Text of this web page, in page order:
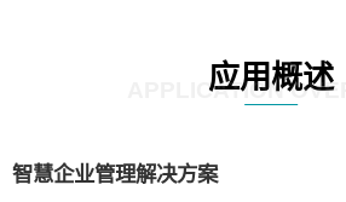
应用概述
APPLICATION
智慧企业管理解决方案